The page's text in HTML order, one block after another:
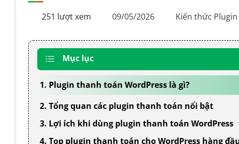
251 lượt xem 09/05/2026 Kiến thức Plugin
Mục lục
1. Plugin thanh toán WordPress là gì?
2. Tổng quan các plugin thanh toán nổi bật
3. Lợi ích khi dùng plugin thanh toán WordPress
4. Top plugin thanh toán cho WordPress hàng